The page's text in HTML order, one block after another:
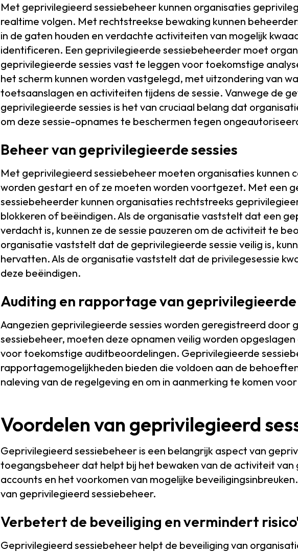
Met geprivilegieerd sessiebeheer kunnen organisaties
realtime volgen. Met rechtstreekse bewaking kunnen
in de gaten houden en verdachte activiteiten van mogelijk
identificeren. Een geprivilegieerde sessiebeheerder moet
geprivilegieerde sessies vast te leggen voor toekomstige
het scherm kunnen worden vastgelegd, met uitzondering van
toetsaanslagen en activiteiten tijdens de sessie. Vanwege de
geprivilegieerde sessies is het van cruciaal belang dat
om deze sessie-opnames te beschermen tegen
Beheer van geprivilegieerde sessies
Met geprivilegieerd sessiebeheer moeten organisaties kunnen
worden gestart en of ze moeten worden voortgezet. Met een
sessiebeheerder kunnen organisaties rechtstreeks
blokkeren of beëindigen. Als de organisatie vaststelt dat een
verdacht is, kunnen ze de sessie pauzeren om de activiteit te
organisatie vaststelt dat de geprivilegieerde sessie veilig is,
hervatten. Als de organisatie vaststelt dat de privilegesessie
deze beëindigen.
Auditing en rapportage van geprivilegieerde
Aangezien geprivilegieerde sessies worden geregistreerd door
sessiebeheer, moeten deze opnamen veilig worden
voor toekomstige auditbeoordelingen. Geprivilegieerde
rapportagemogelijkheden bieden die voldoen aan de
naleving van de regelgeving en om in aanmerking te komen
Voordelen van geprivilegieerd
Geprivilegieerd sessiebeheer is een belangrijk aspect van
toegangsbeheer dat helpt bij het bewaken van de activiteit van
accounts en het voorkomen van mogelijke
van geprivilegieerd sessiebeheer.
Verbetert de beveiliging en vermindert
Geprivilegieerd sessiebeheer helpt de beveiliging van